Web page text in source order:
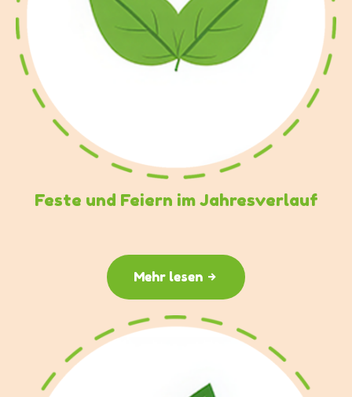
Feste und Feiern im Jahresverlauf
Mehr lesen